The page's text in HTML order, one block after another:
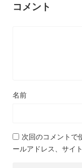
コメント
名前
次回のコメントで
ールアドレス、サイ